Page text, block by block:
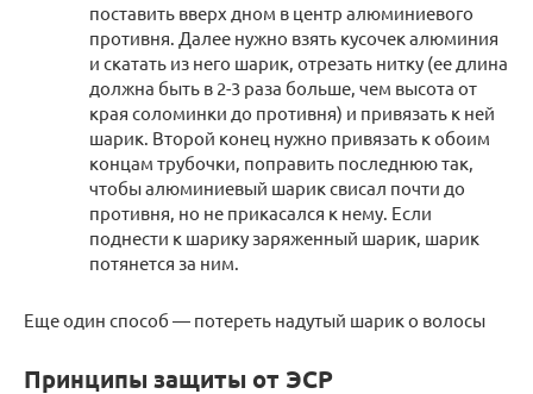
поставить вверх дном в центр алюминиевого
противня. Далее нужно взять кусочек алюминия
и скатать из него шарик, отрезать нитку (ее длина
должна быть в 2-3 раза больше, чем высота от
края соломинки до противня) и привязать к ней
шарик. Второй конец нужно привязать к обоим
концам трубочки, поправить последнюю так,
чтобы алюминиевый шарик свисал почти до
противня, но не прикасался к нему. Если
поднести к шарику заряженный шарик, шарик
потянется за ним.
Еще один способ — потереть надутый шарик о волосы
Принципы защиты от ЭСР